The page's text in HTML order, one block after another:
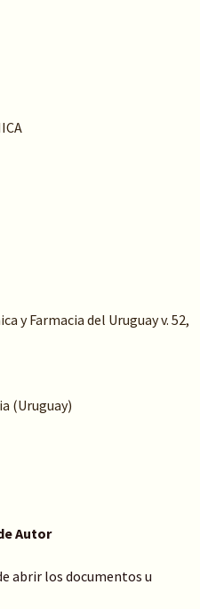
y Farmacia del Uruguay v. 52,
(Uruguay)
Autor
abrir los documentos u